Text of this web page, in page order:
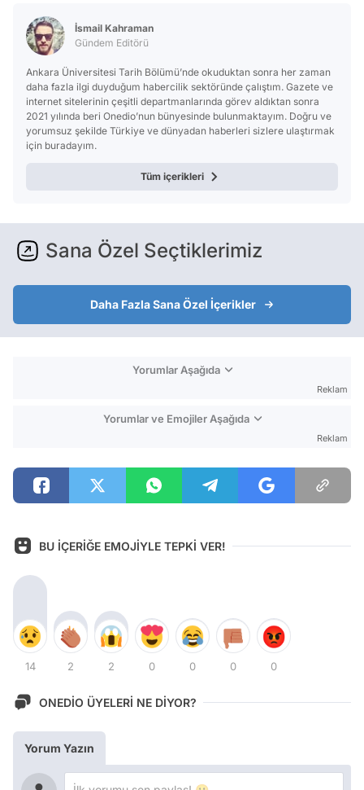
İsmail Kahraman
Gündem Editörü
Ankara Üniversitesi Tarih Bölümü’nde okuduktan sonra her zaman
daha fazla ilgi duyduğum habercilik sektöründe çalıştım. Gazete ve
internet sitelerinin çeşitli departmanlarında görev aldıktan sonra
2021 yılında beri Onedio’nun bünyesinde bulunmaktayım. Doğru ve
yorumsuz şekilde Türkiye ve dünyadan haberleri sizlere ulaştırmak
için buradayım.
Tüm içerikleri
Sana Özel Seçtiklerimiz
Daha Fazla Sana Özel İçerikler
Yorumlar Aşağıda
Reklam
Yorumlar ve Emojiler Aşağıda
Reklam
BU İÇERİĞE EMOJİYLE TEPKİ VER!
14 2 2 0 0 0 0
ONEDİO ÜYELERİ NE DİYOR?
Yorum Yazın